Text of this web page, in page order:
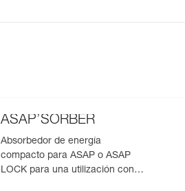
ASAP’SORBER
Absorbedor de energía
compacto para ASAP o ASAP
LOCK para una utilización con